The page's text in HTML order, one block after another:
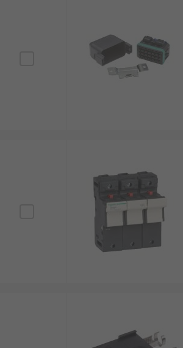
Electric, Legrand, Hager et Eaton